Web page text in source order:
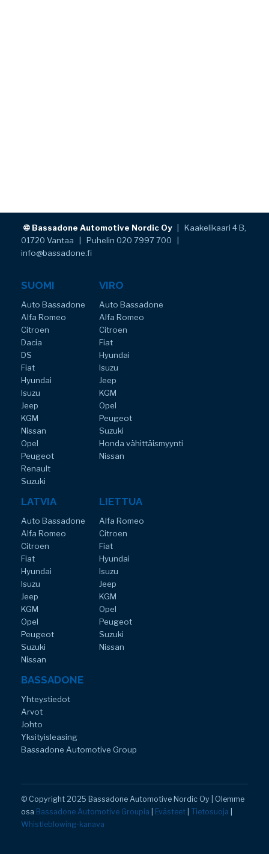
Bassadone Automotive Nordic Oy| Kaakelikaari 4 B,
01720 Vantaa | Puhelin 020 7997 700 |
info@bassadone.fi
SUOMI
Auto Bassadone
Alfa Romeo
Citroen
Dacia
DS
Fiat
Hyundai
Isuzu
Jeep
KGM
Nissan
Opel
Peugeot
Renault
Suzuki
VIRO
Auto Bassadone
Alfa Romeo
Citroen
Fiat
Hyundai
Isuzu
Jeep
KGM
Opel
Peugeot
Suzuki
Honda vähittäismyynti
Nissan
LATVIA
Auto Bassadone
Alfa Romeo
Citroen
Fiat
Hyundai
Isuzu
Jeep
KGM
Opel
Peugeot
Suzuki
Nissan
LIETTUA
Alfa Romeo
Citroen
Fiat
Hyundai
Isuzu
Jeep
KGM
Opel
Peugeot
Suzuki
Nissan
BASSADONE
Yhteystiedot
Arvot
Johto
Yksityisleasing
Bassadone Automotive Group
© Copyright 2025 Bassadone Automotive Nordic Oy | Olemme
osa Bassadone Automotive Groupia Evästeet Tietosuoja
Whistleblowing-kanava